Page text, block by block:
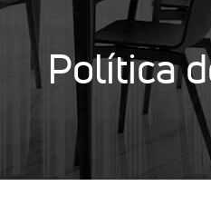
Política